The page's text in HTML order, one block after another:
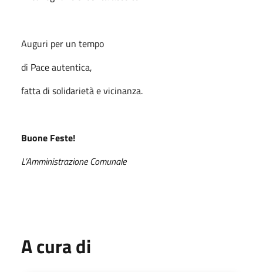
Auguri per un tempo
di Pace autentica,
fatta di solidarietà e vicinanza.
Buone Feste!
L’Amministrazione Comunale
A cura di